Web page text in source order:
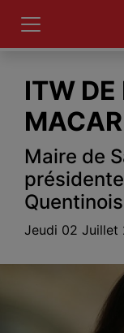
ITW DE
Maire de
Quentinois
Jeudi 02 Juillet